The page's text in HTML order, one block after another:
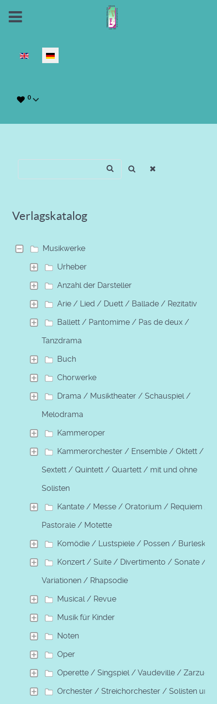
Sprache auswählen
0
Verlagskatalog
Musikwerke
Urheber
Anzahl der Darsteller
Arie / Lied / Duett / Ballade / Rezitativ
Ballett / Pantomime / Pas de deux /
Tanzdrama
Buch
Chorwerke
Drama / Musiktheater / Schauspiel /
Melodrama
Kammeroper
Kammerorchester / Ensemble / Oktett /
Sextett / Quintett / Quartett / mit und ohne
Solisten
Kantate / Messe / Oratorium / Requiem /
Pastorale / Motette
Komödie / Lustspiele / Possen / Burleske
Konzert / Suite / Divertimento / Sonate /
Variationen / Rhapsodie
Musical / Revue
Musik für Kinder
Noten
Oper
Operette / Singspiel / Vaudeville / Zarzuela
Orchester / Streichorchester / Solisten und